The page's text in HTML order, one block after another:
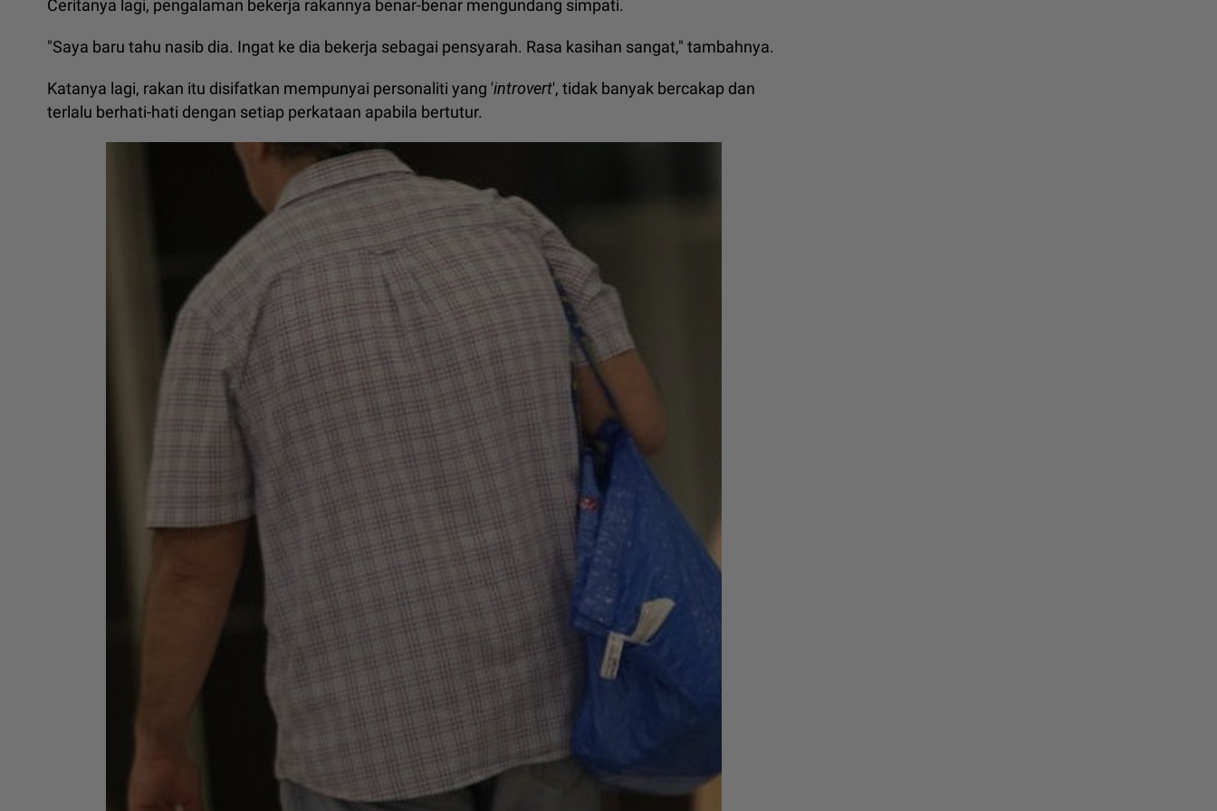
Ceritanya lagi, pengalaman bekerja rakannya benar-benar mengundang simpati.
"Saya baru tahu nasib dia. Ingat ke dia bekerja sebagai pensyarah. Rasa kasihan sangat," tambahnya.
Katanya lagi, rakan itu disifatkan mempunyai personaliti yang 'introvert', tidak banyak bercakap dan
terlalu berhati-hati dengan setiap perkataan apabila bertutur.